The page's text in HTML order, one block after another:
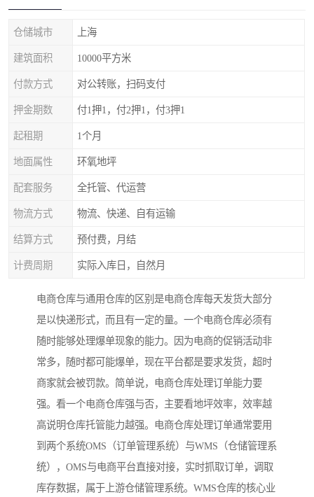
仓储城市 上海
建筑面积 10000平方米
付款方式 对公转账，扫码支付
押金期数 付1押1，付2押1，付3押1
起租期 1个月
地面属性 环氧地坪
配套服务 全托管、代运营
物流方式 物流、快递、自有运输
结算方式 预付费，月结
计费周期 实际入库日，自然月
电商仓库与通用仓库的区别是电商仓库每天发货大部分
是以快递形式，而且有一定的量。一个电商仓库必须有
随时能够处理爆单现象的能力。因为电商的促销活动非
常多，随时都可能爆单，现在平台都是要求发货，超时
商家就会被罚款。简单说，电商仓库处理订单能力要
强。看一个电商仓库强与否，主要看地坪效率，效率越
高说明仓库托管能力越强。电商仓库处理订单通常要用
到两个系统OMS（订单管理系统）与WMS（仓储管理系
统），OMS与电商平台直接对接，实时抓取订单，调取
库存数据，属于上游仓储管理系统。WMS仓库的核心业